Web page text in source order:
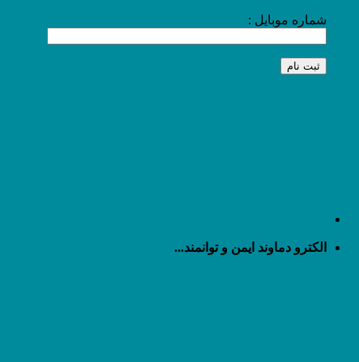
شماره موبایل :
الکترو دماوند ایمن و توانمند...